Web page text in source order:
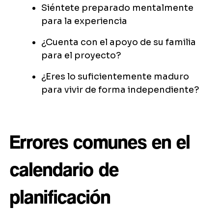
Siéntete preparado mentalmente
para la experiencia
¿Cuenta con el apoyo de su familia
para el proyecto?
¿Eres lo suficientemente maduro
para vivir de forma independiente?
Errores comunes en el
calendario de
planificación